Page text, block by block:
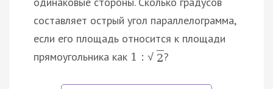
составляет острый угол параллелограмма,
если его площадь относится к площади
прямоугольника как 1 : √ 2?